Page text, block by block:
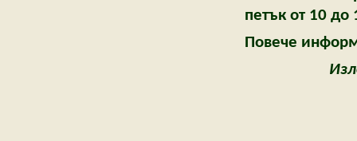
петък от 10
Повече